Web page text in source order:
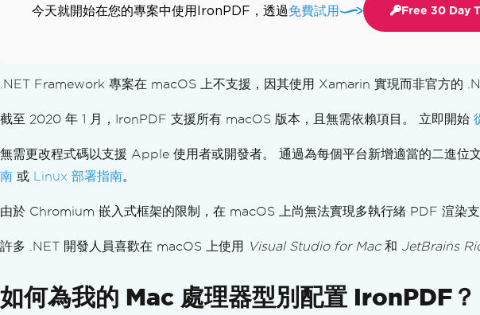
編輯 PDF 物件
將 PDF 匯出至記憶體
使用 C# 解析 PDF
擷取文字與圖片
隱去文字與區域
強化 PDF 設計
戳記文字與圖片
背景與前景
繪製文字與位圖
今天就開始在您的專案中使用IronPDF，透過免費試用 Free 30 Day
.NET Framework 專案在 macOS 上不支援，因其使用 Xamarin 實現而非官方的
截至 2020 年 1 月，IronPDF 支援所有 macOS 版本，且無需依賴項目。 立即開始
無需更改程式碼以支援 Apple 使用者或開發者。 通過為每個平台新增適當的二進
南 或 Linux 部署指南。
由於 Chromium 嵌入式框架的限制，在 macOS 上尚無法實現多執行緒 PDF 渲染
許多 .NET 開發人員喜歡在 macOS 上使用 Visual Studio for Mac和 JetBrains
如何為我的 Mac 處理器型別配置 IronPDF？